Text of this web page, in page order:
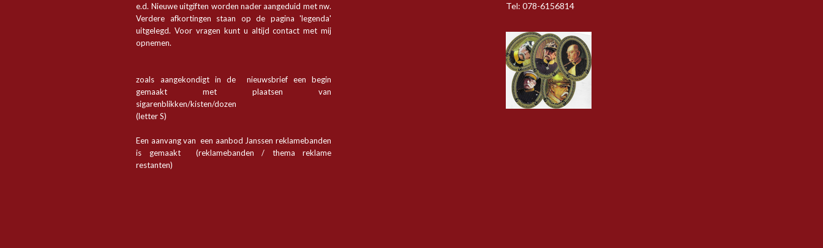
Tel: 078-6156814
e.d. Nieuwe uitgiften worden nader aangeduid met nw.
Verdere afkortingen staan op de pagina 'legenda'
uitgelegd. Voor vragen kunt u altijd contact met mij
opnemen.
zoals aangekondigt in de nieuwsbrief een begin
gemaakt met plaatsen van
sigarenblikken/kisten/dozen
(letter S)
Een aanvang van een aanbod Janssen reklamebanden
is gemaakt (reklamebanden / thema reklame
restanten)